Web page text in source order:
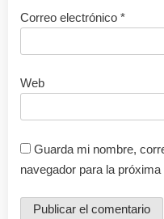
Correo electrónico *
Web
Guarda mi nombre,
navegador para la